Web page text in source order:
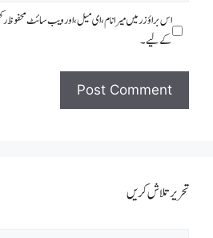
اس براؤزر میں میرا نام، ای میل، اور ویب سائٹ محفوظ
کےلیے۔
تحریر تلاش کریں